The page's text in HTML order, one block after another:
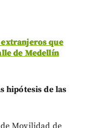
que
de Medellín
hipótesis de las